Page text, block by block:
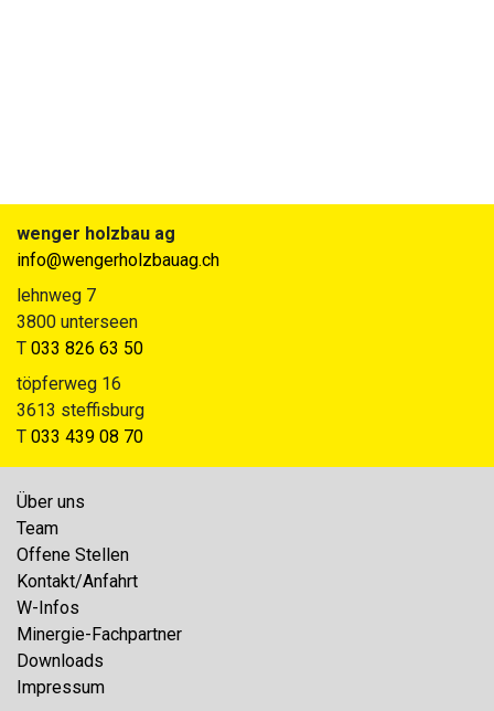
wenger holzbau ag
info@wengerholzbauag.ch
lehnweg 7
3800 unterseen
T 033 826 63 50
töpferweg 16
3613 steffisburg
T 033 439 08 70
Über uns
Team
Offene Stellen
Kontakt/Anfahrt
W-Infos
Minergie-Fachpartner
Downloads
Impressum